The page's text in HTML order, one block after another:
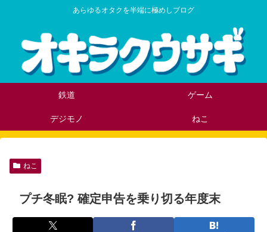
あらゆるオタクを半端に極めしブログ
鉄道 ゲーム
デジモノ ねこ
ねこ
プチ冬眠? 確定申告を乗り切る年度末